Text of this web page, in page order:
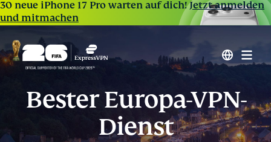
30 neue iPhone 17 Pro warten auf dich!Jetzt anmelden
und mitmachen
Bester Europa-VPN-
Dienst